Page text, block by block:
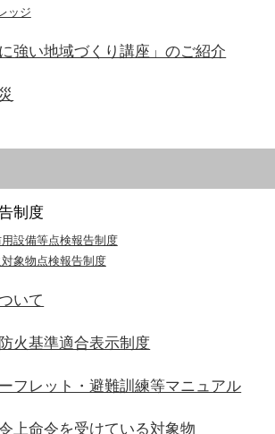
ッジ
に強い地域づくり講座」のご紹介
制度
設備等点検報告制度
対象物点検報告制度
いて
火基準適合表示制度
フレット・避難訓練等マニュアル
上命令を受けている対象物